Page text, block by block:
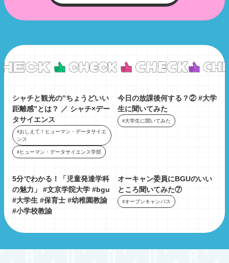
シャチと観光の”ちょうどいい
距離感”とは？ ／ シャチ×デー
タサイエンス
#おしえて！ヒューマン・データサイエ
ンス
#ヒューマン・データサイエンス学部
今日の放課後何する？② #大学
生に聞いてみた
#大学生に聞いてみた
5分でわかる！「児童発達学科
の魅力」 #文京学院大学 #bgu
#大学生 #保育士 #幼稚園教諭
#小学校教諭
オーキャン委員にBGUのいい
ところ聞いてみた⑦
#オープンキャンパス